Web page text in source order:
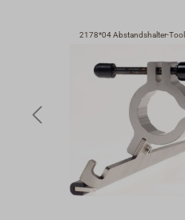
2178*04 Abstandshalter-